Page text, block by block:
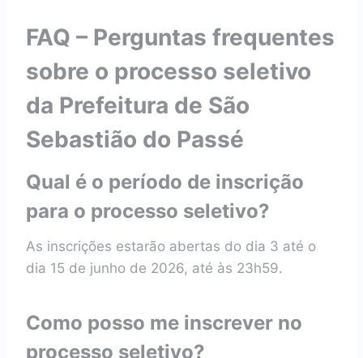
FAQ – Perguntas frequentes
sobre o processo seletivo
da Prefeitura de São
Sebastião do Passé
Qual é o período de inscrição
para o processo seletivo?
As inscrições estarão abertas do dia 3 até o
dia 15 de junho de 2026, até às 23h59.
Como posso me inscrever no
processo seletivo?